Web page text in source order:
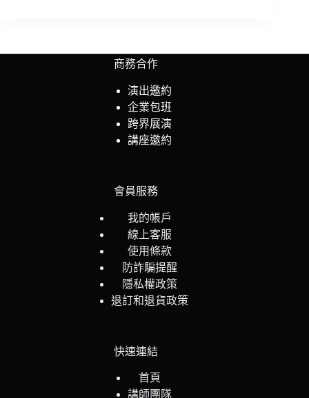
商務合作
演出邀約
企業包班
跨界展演
講座邀約
會員服務
我的帳戶
線上客服
使用條款
防詐騙提醒
隱私權政策
退訂和退貨政策
快速連結
首頁
講師團隊